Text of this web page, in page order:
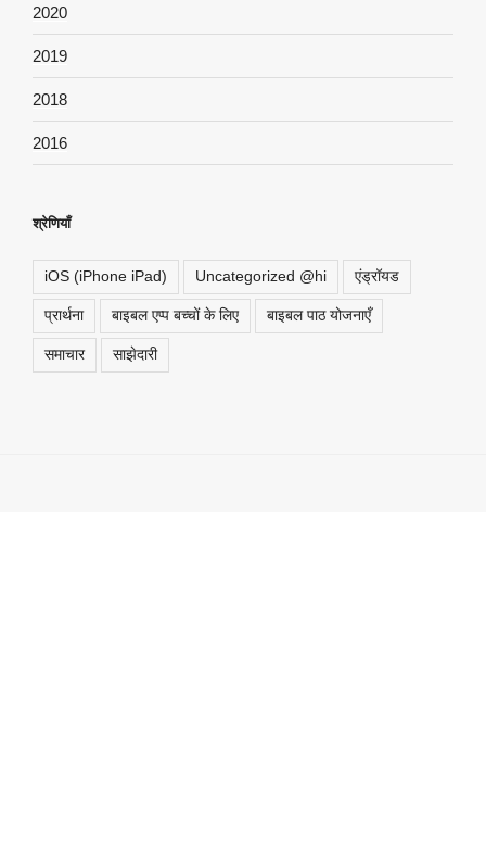
2020
2019
2018
2016
श्रेणियाँ
iOS (iPhone iPad) Uncategorized @hi एंड्रॉयड
प्रार्थना बाइबल एप्प बच्चों के लिए बाइबल पाठ योजनाएँ
समाचार साझेदारी